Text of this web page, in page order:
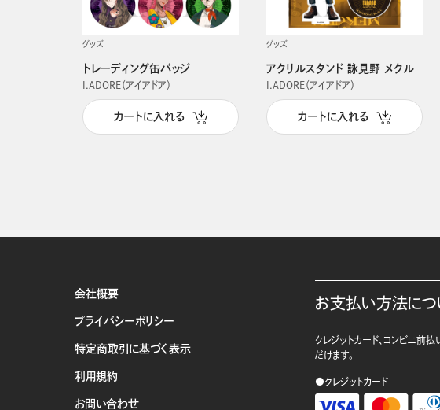
グッズ
トレーディング缶バッジ
I.ADORE（アイアドア）
カートに入れる
グッズ
アクリルスタンド 詠見野 メクル
I.ADORE（アイアドア）
カートに入れる
会社概要
プライバシーポリシー
特定商取引に基づく表示
利用規約
お問い合わせ
お支払い方法につ
クレジットカード、コンビニ前
だけます。
●クレジットカード